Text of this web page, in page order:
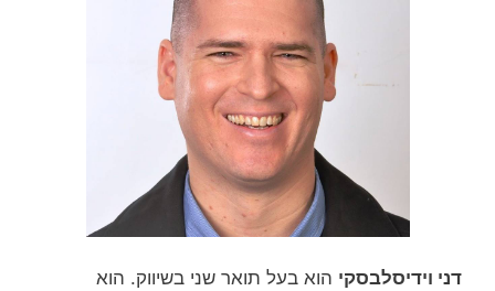
דני וידיסלבסקי הוא בעל תואר שני בשיווק. הוא